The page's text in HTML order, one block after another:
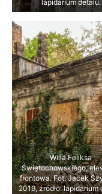
lapidarium detalu.
Willa Feliksa
Świętochowskiego,
frontowa. Fot. Jacek
2019, źródło: lapidarium